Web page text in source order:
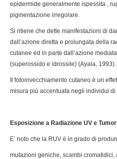
epidermide generalmente ispessita ,
pigmentazione irregolare.
Si ritiene che dette manifestazioni di
dall’azione diretta e prolungata della
cutanee ed in parte dall’azione
(superossido e idrossile) (Ayala, 1993).
Il fotoinvecchiamento cutaneo è un
misura più accentuata negli individui
Esposizione a Radiazione UV e
E’ noto che la RUV è in grado di
mutazioni geniche, scambi